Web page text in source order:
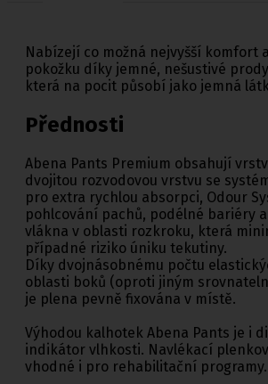
Nabízejí co možná nejvyšší komfort
pokožku díky jemné, nešustivé
která na pocit působí jako jemná
Přednosti
Abena Pants Premium obsahují
dvojitou rozvodovou vrstvu se
pro extra rychlou absorpci, Odour
pohlcování pachů, podélné bariéry
vlákna v oblasti rozkroku, která
případné riziko úniku tekutiny.
Díky dvojnásobnému počtu
oblasti boků (oproti jiným
je plena pevně fixována v místě.
Výhodou kalhotek Abena Pants je i
indikátor vlhkosti. Navlékací
vhodné i pro rehabilitační programy.